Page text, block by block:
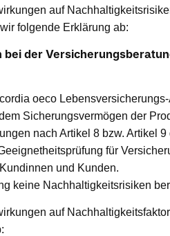
auf
folgende Erklärung ab:
der
oeco
Sicherungsvermögen der
nach Artikel 8 bzw. Artikel 9
für
und Kunden.
keine Nachhaltigkeitsrisiken
auf